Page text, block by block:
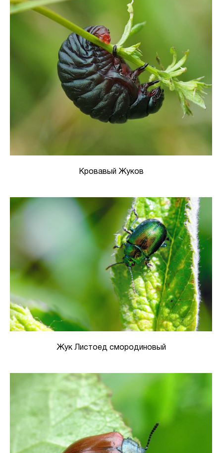
Кровавый Жуков
Жук Листоед смородиновый